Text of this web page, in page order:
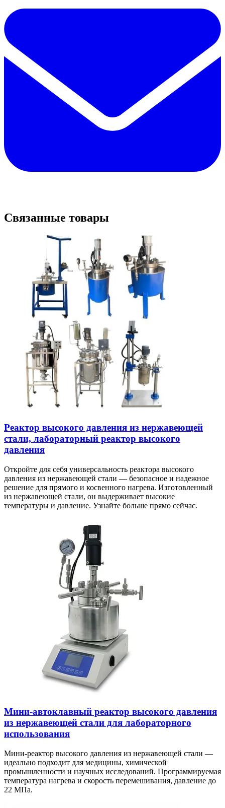
Связанные товары
Реактор высокого давления из нержавеющей
стали, лабораторный реактор высокого
давления
Откройте для себя универсальность реактора высокого
давления из нержавеющей стали — безопасное и надежное
решение для прямого и косвенного нагрева. Изготовленный
из нержавеющей стали, он выдерживает высокие
температуры и давление. Узнайте больше прямо сейчас.
Мини-автоклавный реактор высокого давления
из нержавеющей стали для лабораторного
использования
Мини-реактор высокого давления из нержавеющей стали —
идеально подходит для медицины, химической
промышленности и научных исследований. Программируемая
температура нагрева и скорость перемешивания, давление до
22 МПа.